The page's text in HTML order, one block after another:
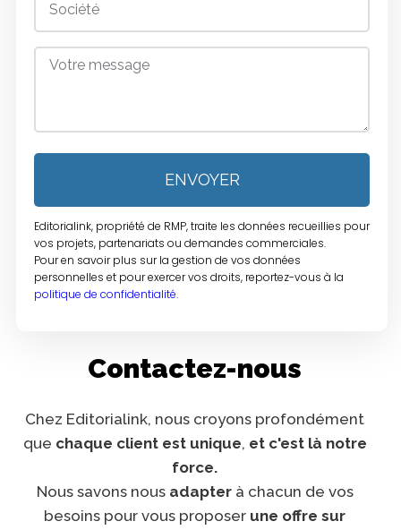
Contactez-nous
Chez Editorialink, nous croyons profondément
que chaque client est unique, et c'est là notre
force.
Nous savons nous adapter à chacun de vos
besoins pour vous proposer une offre sur
ENVOYER
Editorialink, propriété de RMP, traite les données recueillies pour
vos projets, partenariats ou demandes commerciales.
Pour en savoir plus sur la gestion de vos données
personnelles et pour exercer vos droits, reportez-vous à la
politique de confidentialité.